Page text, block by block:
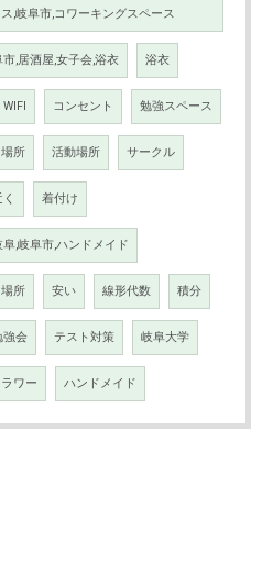
,岐阜市,コワーキングスペース
,居酒屋,女子会,浴衣 浴衣
WIFI コンセント 勉強スペース
所 活動場所 サークル
着付け
,岐阜市,ハンドメイド
所 安い 線形代数 積分
強会 テスト対策 岐阜大学
ワー ハンドメイド